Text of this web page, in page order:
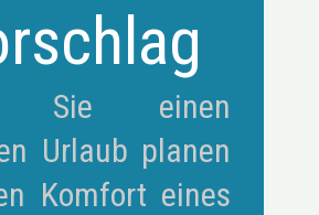
Sie einen
Urlaub planen
Komfort eines